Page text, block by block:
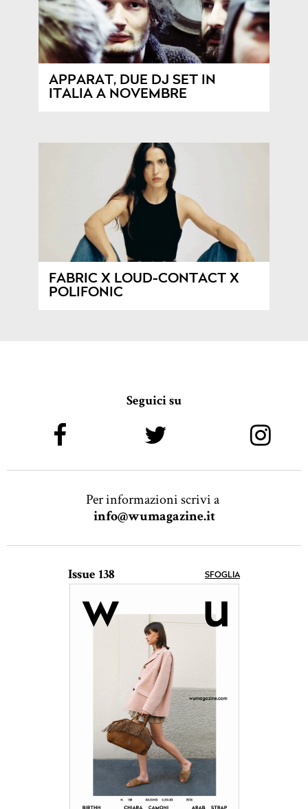
APPARAT, DUE DJ SET IN
ITALIA A NOVEMBRE
FABRIC X LOUD-CONTACT X
POLIFONIC
Seguici su
Per informazioni scrivi a
info@wumagazine.it
Issue 138 SFOGLIA